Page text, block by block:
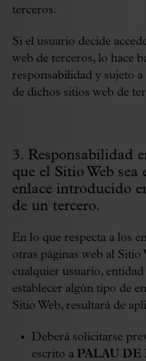
terceros.
Si el usuario decide
web de terceros, lo hace
responsabilidad y sujeto
de dichos sitios web de
3. Responsabilidad
que el Sitio Web sea
enlace introducido
de un tercero.
En lo que respecta a los
otras páginas web al Sitio
cualquier usuario,
establecer algún tipo de
Sitio Web, resultará de
Deberá solicitarse
escrito a PALAU